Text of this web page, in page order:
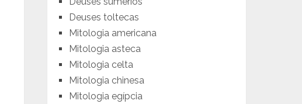
Deuses toltecas
Mitologia americana
Mitologia asteca
Mitologia celta
Mitologia chinesa
Mitologia egípcia